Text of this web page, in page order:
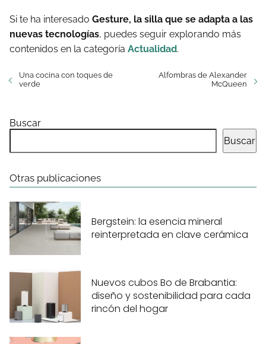
Si te ha interesado Gesture, la silla que se adapta a las
nuevas tecnologías, puedes seguir explorando más
contenidos en la categoría Actualidad.
Una cocina con toques de
verde
Alfombras de Alexander
McQueen
Buscar
Buscar
Otras publicaciones
Bergstein: la esencia mineral
reinterpretada en clave cerámica
Nuevos cubos Bo de Brabantia:
diseño y sostenibilidad para cada
rincón del hogar